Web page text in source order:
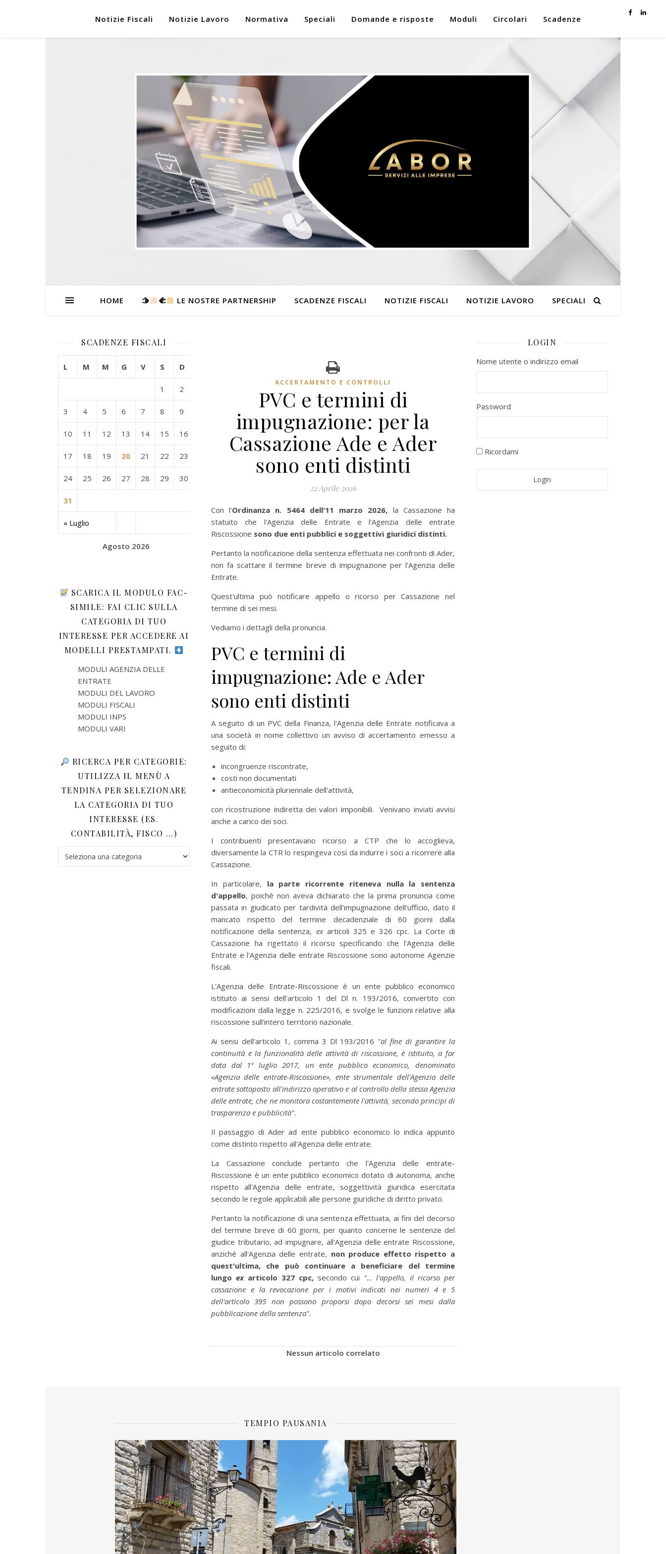
Notizie Fiscali Notizie Lavoro Normativa Speciali Domande e risposte Moduli Circolari Scadenze
HOME 🫱 ‍🫲 LE NOSTRE PARTNERSHIP SCADENZE FISCALI NOTIZIE FISCALI NOTIZIE LAVORO SPECIALI
SCADENZE FISCALI
Agosto 2026
L M M G V S D
« Luglio
1 2
3 4 5 6 7 8 9
10 11 12 13 14 15 16
17 18 19 20 21 22 23
24 25 26 27 28 29 30
31
SCARICA IL MODULO FAC-
SIMILE: FAI CLIC SULLA
CATEGORIA DI TUO
INTERESSE PER ACCEDERE AI
MODELLI PRESTAMPATI.
MODULI AGENZIA DELLE
ENTRATE
MODULI DEL LAVORO
MODULI FISCALI
MODULI INPS
MODULI VARI
RICERCA PER CATEGORIE:
UTILIZZA IL MENÙ A
TENDINA PER SELEZIONARE
LA CATEGORIA DI TUO
INTERESSE (ES.
CONTABILITÀ, FISCO …)
Ricerca per categorie: utilizza il menù a tendina per selezionare la categoria di tuo interesse (es. contabilità, Fisco …)
ACCERTAMENTO E CONTROLLI
PVC e termini di
impugnazione: per la
Cassazione Ade e Ader
sono enti distinti
22 Aprile 2026
Con l’Ordinanza n. 5464 dell'11 marzo 2026, la Cassazione ha
statuito che l'Agenzia delle Entrate e l'Agenzia delle entrate
Riscossione sono due enti pubblici e soggettivi giuridici distinti.
Pertanto la notificazione della sentenza effettuata nei confronti di Ader,
non fa scattare il termine breve di impugnazione per l'Agenzia delle
Entrate.
Quest'ultima può notificare appello o ricorso per Cassazione nel
termine di sei mesi.
Vediamo i dettagli della pronuncia.
PVC e termini di
impugnazione: Ade e Ader
sono enti distinti
A seguito di un PVC della Finanza, l'Agenzia delle Entrate notificava a
una società in nome collettivo un avviso di accertamento emesso a
seguito di:
incongruenze riscontrate,
costi non documentati
antieconomicità pluriennale dell'attività,
con ricostruzione indiretta dei valori imponibili. Venivano inviati avvisi
anche a carico dei soci.
I contribuenti presentavano ricorso a CTP che lo accoglieva,
diversamente la CTR lo respingeva così da indurre i soci a ricorrere alla
Cassazione.
In particolare, la parte ricorrente riteneva nulla la sentenza
d'appello, poiché non aveva dichiarato che la prima pronuncia come
passata in giudicato per tardività dell'impugnazione dell'ufficio, dato il
mancato rispetto del termine decadenziale di 60 giorni dalla
notificazione della sentenza, exarticoli 325 e 326 cpc. La Corte di
Cassazione ha rigettato il ricorso specificando che l'Agenzia delle
Entrate e l'Agenzia delle entrate Riscossione sono autonome Agenzie
fiscali.
L'Agenzia delle Entrate-Riscossione è un ente pubblico economico
istituito ai sensi dell'articolo 1 del Dl n. 193/2016, convertito con
modificazioni dalla legge n. 225/2016, e svolge le funzioni relative alla
riscossione sull'intero territorio nazionale.
Ai sensi dell'articolo 1, comma 3 Dl 193/2016 "al fine di garantire la
continuità e la funzionalità delle attività di riscossione, è istituito, a far
data dal 1º luglio 2017, un ente pubblico economico, denominato
«Agenzia delle entrate-Riscossione», ente strumentale dell'Agenzia delle
entrate sottoposto all'indirizzo operativo e al controllo della stessa Agenzia
delle entrate, che ne monitora costantemente l'attività, secondo principi di
trasparenza e pubblicità".
Il passaggio di Ader ad ente pubblico economico lo indica appunto
come distinto rispetto all'Agenzia delle entrate.
La Cassazione conclude pertanto che l'Agenzia delle entrate-
Riscossione è un ente pubblico economico dotato di autonoma, anche
rispetto all'Agenzia delle entrate, soggettività giuridica esercitata
secondo le regole applicabili alle persone giuridiche di diritto privato.
Pertanto la notificazione di una sentenza effettuata, ai fini del decorso
del termine breve di 60 giorni, per quanto concerne le sentenze del
giudice tributario, ad impugnare, all'Agenzia delle entrate Riscossione,
anziché all'Agenzia delle entrate, non produce effetto rispetto a
quest'ultima, che può continuare a beneficiare del termine
lungo ex articolo 327 cpc, secondo cui "… l'appello, il ricorso per
cassazione e la revocazione per i motivi indicati nei numeri 4 e 5
dell'articolo 395 non possono proporsi dopo decorsi sei mesi dalla
pubblicazione della sentenza".
Nessun articolo correlato
LOGIN
Nome utente o indirizzo email
Password
Ricordami
TEMPIO PAUSANIA